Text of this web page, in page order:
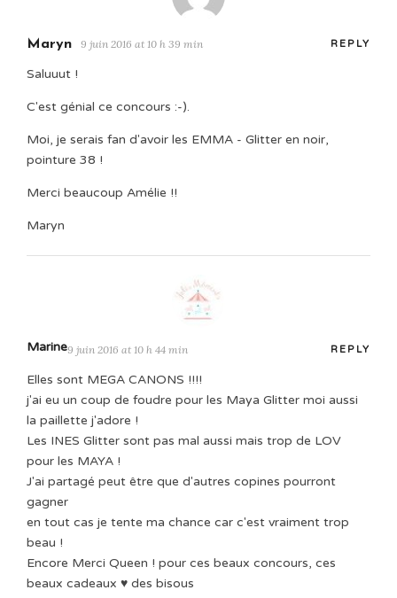
Maryn 9 juin 2016 at 10 h 39 min REPLY
Saluuut !
C'est génial ce concours :-).
Moi, je serais fan d'avoir les EMMA - Glitter en noir,
pointure 38 !
Merci beaucoup Amélie !!
Maryn
Marine9 juin 2016 at 10 h 44 min REPLY
Elles sont MEGA CANONS !!!!
j'ai eu un coup de foudre pour les Maya Glitter moi aussi
la paillette j'adore !
Les INES Glitter sont pas mal aussi mais trop de LOV
pour les MAYA !
J'ai partagé peut être que d'autres copines pourront
gagner
en tout cas je tente ma chance car c'est vraiment trop
beau !
Encore Merci Queen ! pour ces beaux concours, ces
beaux cadeaux ♥ des bisous